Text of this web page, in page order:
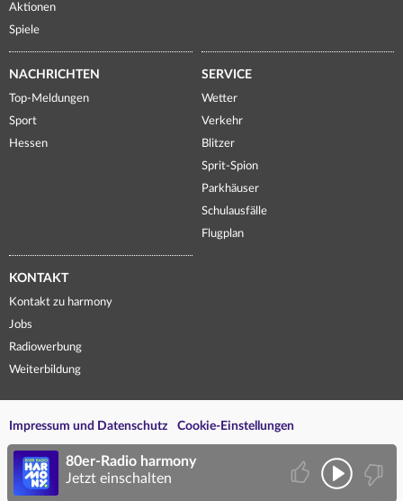
Aktionen
Spiele
NACHRICHTEN
Top-Meldungen
Sport
Hessen
SERVICE
Wetter
Verkehr
Blitzer
Sprit-Spion
Parkhäuser
Schulausfälle
Flugplan
KONTAKT
Kontakt zu harmony
Jobs
Radiowerbung
Weiterbildung
Impressum und Datenschutz Cookie-Einstellungen
80er-Radio harmony
Jetzt einschalten